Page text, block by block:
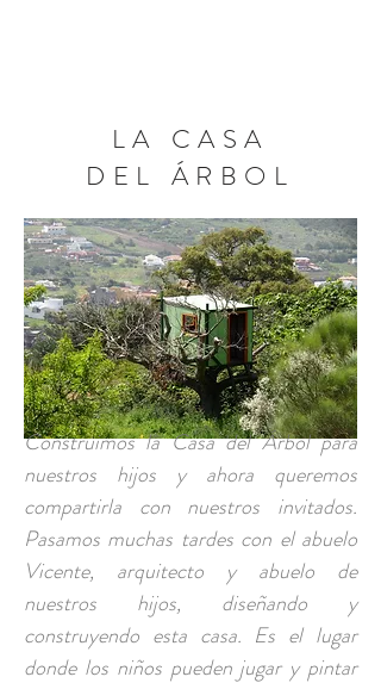
LA CASA
DEL ÁRBOL
Construimos la Casa del Árbol para
nuestros hijos y ahora queremos
compartirla con nuestros invitados.
Pasamos muchas tardes con el abuelo
Vicente, arquitecto y abuelo de
nuestros hijos, diseñando y
construyendo esta casa. Es el lugar
donde los niños pueden jugar y pintar